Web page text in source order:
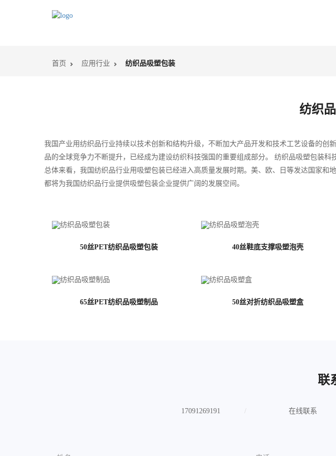
首页 应用行业 纺织品吸塑包装
纺织
我国产业用纺织品行业持续以技术创新和结构升级，不断加大产品开发和技术工艺设备的
品的全球竞争力不断提升，已经成为建设纺织科技强国的重要组成部分。 纺织品吸塑包装
总体来看，我国纺织品行业用吸塑包装已经进入高质量发展时期。美、欧、日等发达国家和
都将为我国纺织品行业提供吸塑包装企业提供广阔的发展空间。
50丝PET纺织品吸塑包装 40丝鞋底支撑吸塑泡壳
65丝PET纺织品吸塑制品 50丝对折纺织品吸塑盒
联
17091269191 在线联系